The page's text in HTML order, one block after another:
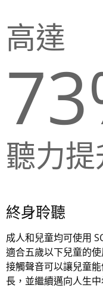
高達
聽力提
終身聆聽
成人和兒童均可使用
適合五歲以下兒童的
接觸聲音可以讓兒童
長，並繼續邁向人生